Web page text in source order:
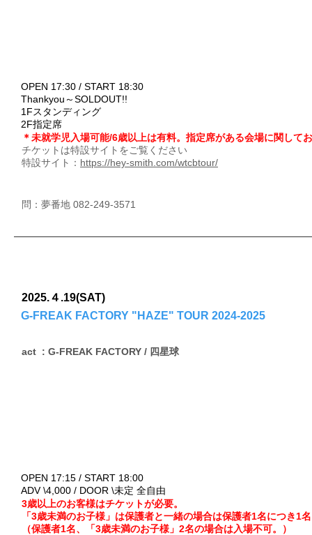
OPEN 17:30 / START 18:30
Thankyou～SOLDOUT!!
1Fスタンディング
2F指定席
＊未就学児入場可能/6歳以上は有料。指定席がある会場に関して
チケットは特設サイトをご覧ください
特設サイト： https://hey-smith.com/wtcbtour/
問：夢番地 082-249-3571
2025.４.19(SAT)
G-FREAK FACTORY "HAZE" TOUR 2024-2025
act : G-FREAK FACTORY / 四星球
OPEN 17:15 / START 18:00
ADV \4,000 / DOOR \未定 全自由
3歳以上のお客様はチケットが必要。
「3歳未満のお子様」は保護者と一緒の場合は保護者1名につき1
（保護者1名、「3歳未満のお子様」2名の場合は入場不可。）